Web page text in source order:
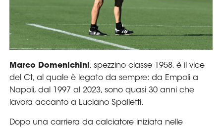
I
partner
nazionali
Assicurazione
Cerca